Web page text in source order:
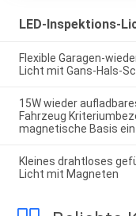
LED-Inspektions-
Flexible Garagen-
Licht mit Gans-Hals-
15W wieder
Fahrzeug
magnetische Basis
Kleines drahtloses
Licht mit Magneten